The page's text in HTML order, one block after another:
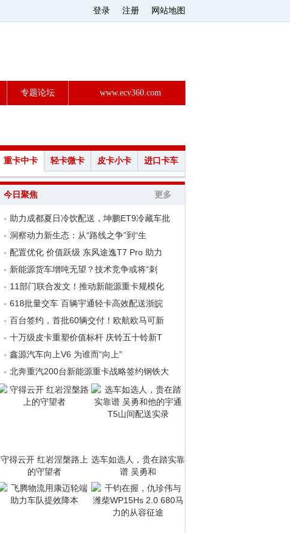
登录 注册 网站地图
专题论坛 www.ecv360.com
重卡中卡 轻卡微卡 皮卡小卡 进口卡车
今日聚焦 更多
助力成都夏日冷饮配送，坤鹏ET9冷藏车批
洞察动力新生态：从“路线之争”到“生
配置优化 价值跃级 东风途逸T7 Pro 助力
新能源货车增吨无望？技术竞争或将“刺
11部门联合发文！推动新能源重卡规模化
618批量交车 百辆宇通轻卡高效配送浙皖
百台签约，首批60辆交付！欧航欧马可新
十万级皮卡重塑价值标杆 庆铃五十铃新T
鑫源汽车向上V6 为谁而“向上”
北奔重汽200台新能源重卡战略签约钢铁大
守得云开 红岩涅槃路上
的守望者
选车如选人，贵在踏实靠
谱 吴勇和